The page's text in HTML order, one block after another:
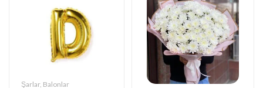
Şarlar, Balonlar
Hellium şar
Gül buketləri
Gözəl hisslər - Gül
buketi